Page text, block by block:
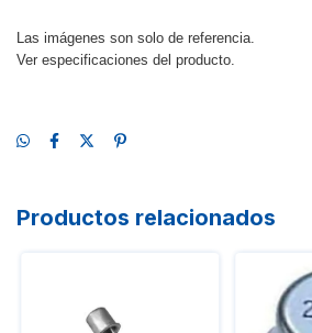
Las imágenes son solo de referencia.
Ver especificaciones del producto.
Productos relacionados